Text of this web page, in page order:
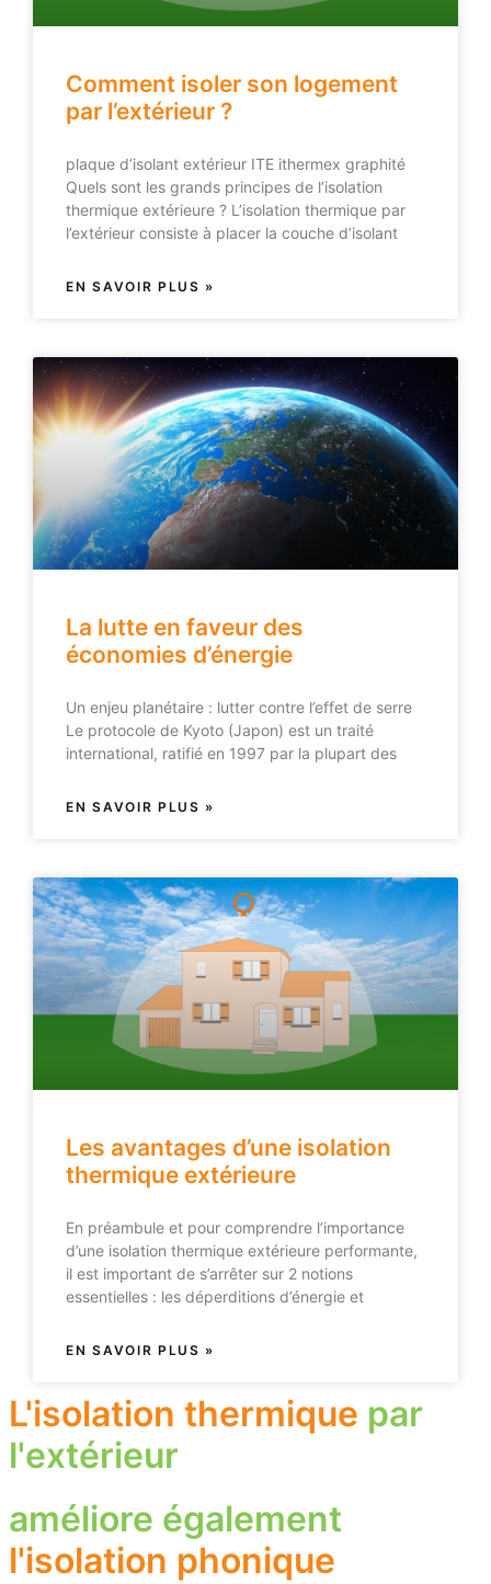
Comment isoler son logement
par l’extérieur ?
plaque d’isolant extérieur ITE ithermex graphité
Quels sont les grands principes de l’isolation
thermique extérieure ? L’isolation thermique par
l’extérieur consiste à placer la couche d’isolant
EN SAVOIR PLUS »
La lutte en faveur des
économies d’énergie
Un enjeu planétaire : lutter contre l’effet de serre
Le protocole de Kyoto (Japon) est un traité
international, ratifié en 1997 par la plupart des
EN SAVOIR PLUS »
Les avantages d’une isolation
thermique extérieure
En préambule et pour comprendre l’importance
d’une isolation thermique extérieure performante,
il est important de s’arrêter sur 2 notions
essentielles : les déperditions d’énergie et
EN SAVOIR PLUS »
L'isolation thermique par
l'extérieur
améliore également
l'isolation phonique